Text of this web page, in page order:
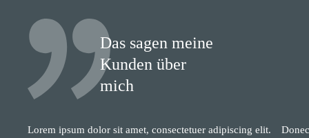
Das sagen meine
Kunden über
mich
Lorem ipsum dolor sit amet, consectetuer adipiscing elit.